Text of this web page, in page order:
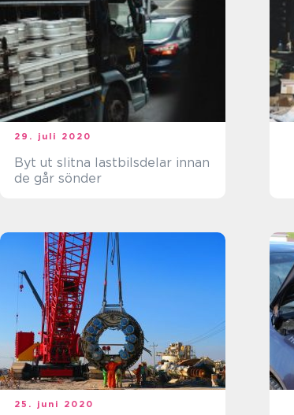
29. juli 2020
Byt ut slitna lastbilsdelar innan
de går sönder
25. juni 2020